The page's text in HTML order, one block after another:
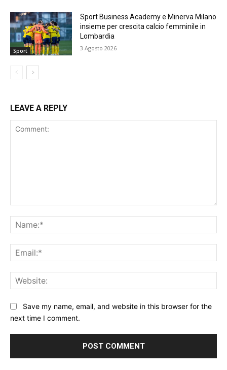
Sport
Sport Business Academy e Minerva Milano
insieme per crescita calcio femminile in
Lombardia
3 Agosto 2026
LEAVE A REPLY
Save my name, email, and website in this browser for the
next time I comment.